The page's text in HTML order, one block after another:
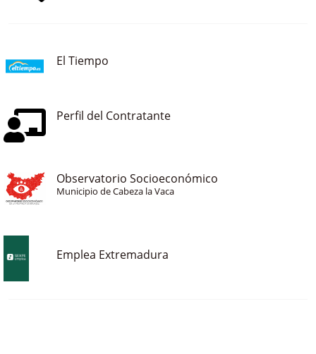
El Tiempo
Perfil del Contratante
Observatorio Socioeconómico
Municipio de Cabeza la Vaca
Emplea Extremadura